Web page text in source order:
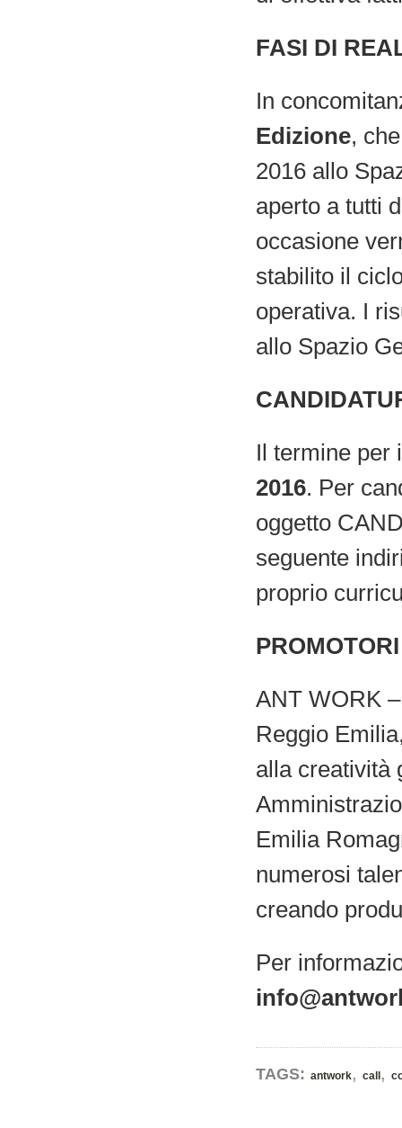
FASI DI
In
Edizione,
2016 allo
aperto a tutti
occasione
stabilito il
operativa. I
allo Spazio
Il termine per
2016. Per
oggetto
seguente
proprio
PROMOTORI
ANT WORK
Reggio
alla creatività
Emilia
numerosi
creando
Per
TAGS: antwork, call ,